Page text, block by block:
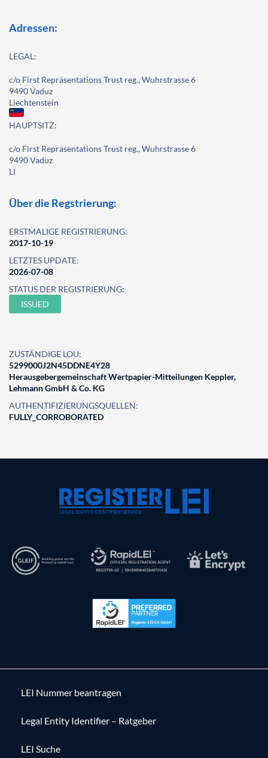
Adressen:
LEGAL:
c/o First Repräsentations Trust reg., Wuhrstrasse 6
9490 Vaduz
Liechtenstein
HAUPTSITZ:
c/o First Repräsentations Trust reg., Wuhrstrasse 6
9490 Vaduz
LI
Über die Regstrierung:
ERSTMALIGE REGISTRIERUNG:
2017-10-19
LETZTES UPDATE:
2026-07-08
STATUS DER REGISTRIERUNG:
ISSUED
ZUSTÄNDIGE LOU:
5299000J2N45DDNE4Y28
Herausgebergemeinschaft Wertpapier-Mitteilungen Keppler,
Lehmann GmbH & Co. KG
AUTHENTIFIZIERUNGSQUELLEN:
FULLY_CORROBORATED
LEI Nummer beantragen
Legal Entity Identifier – Ratgeber
LEI Suche